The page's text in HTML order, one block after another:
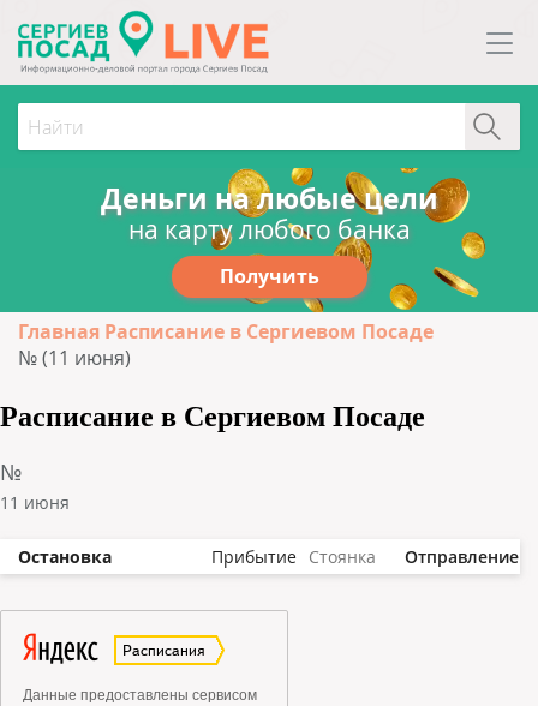
Деньги на любые цели
на карту любого банка
Получить
Главная Расписание в Сергиевом Посаде
№ (11 июня)
Расписание в Сергиевом Посаде
№
11 июня
Остановка Прибытие Стоянка Отправление